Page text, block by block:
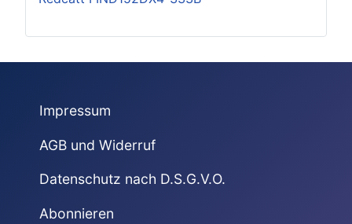
Impressum
AGB und Widerruf
Datenschutz nach D.S.G.V.O.
Abonnieren